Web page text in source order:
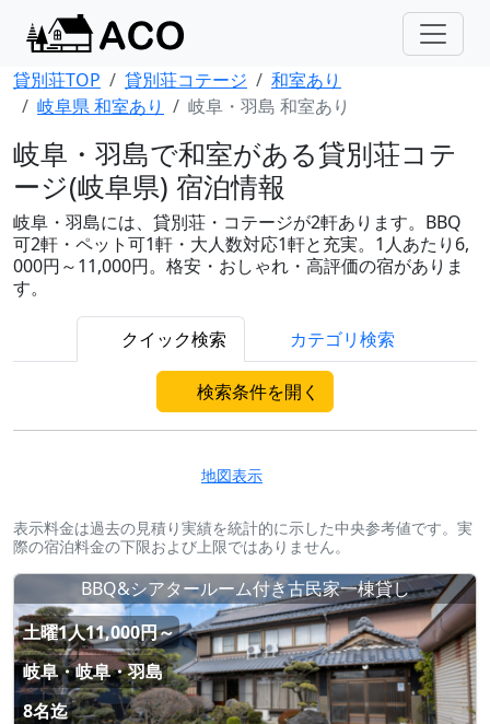
貸別荘TOP 貸別荘コテージ
和室あり
岐阜県 和室あり
岐阜・羽島 和室あり
岐阜・羽島で和室がある貸別荘コテ
ージ(岐阜県) 宿泊情報
岐阜・羽島には、貸別荘・コテージが2軒あります。BBQ
可2軒・ペット可1軒・大人数対応1軒と充実。1人あたり6,
000円～11,000円。格安・おしゃれ・高評価の宿がありま
す。
クイック検索 カテゴリ検索
検索条件を開く
地図表示
表示料金は過去の見積り実績を統計的に示した中央参考値です。実
際の宿泊料金の下限および上限ではありません。
BBQ&シアタールーム付き古民家一棟貸し
土曜1人11,000円～
岐阜・岐阜・羽島
8名迄